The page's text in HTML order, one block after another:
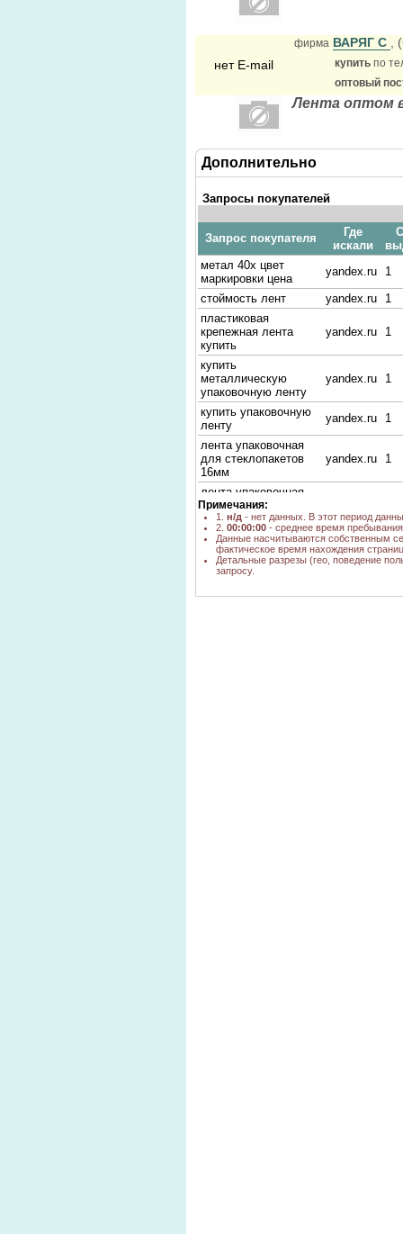
нет E-mail
фирма ВАРЯГ С ,
купить по
оптовый
Лента оптом
Дополнительно
Запросы покупателей
Запрос покупателя
Где
искали
метал 40х цвет
маркировки цена
yandex.ru
1
стоймость лент
yandex.ru
1
пластиковая
крепежная лента
купить
yandex.ru 1
купить
металлическую
упаковочную ленту
yandex.ru 1
купить упаковочную
ленту
yandex.ru
1
лента упаковочная
для стеклопакетов
16мм
yandex.ru 1
лента упаковочная
металлическая 19мм
Новосибирск
лента
полипропиленовая
PP-19 в
новосибирске
yandex.ru 1
лента джутовая yandex.ru 1
Примечания:
1. н/д - нет данных. В этот период
2. 00:00:00 - среднее время
Данные насчитываются собственным
фактическое время нахождения
Детальные разрезы (гео, поведение
запросу.